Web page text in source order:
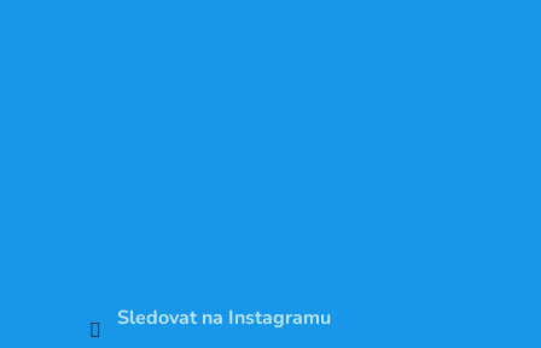
Sledovat na Instagramu